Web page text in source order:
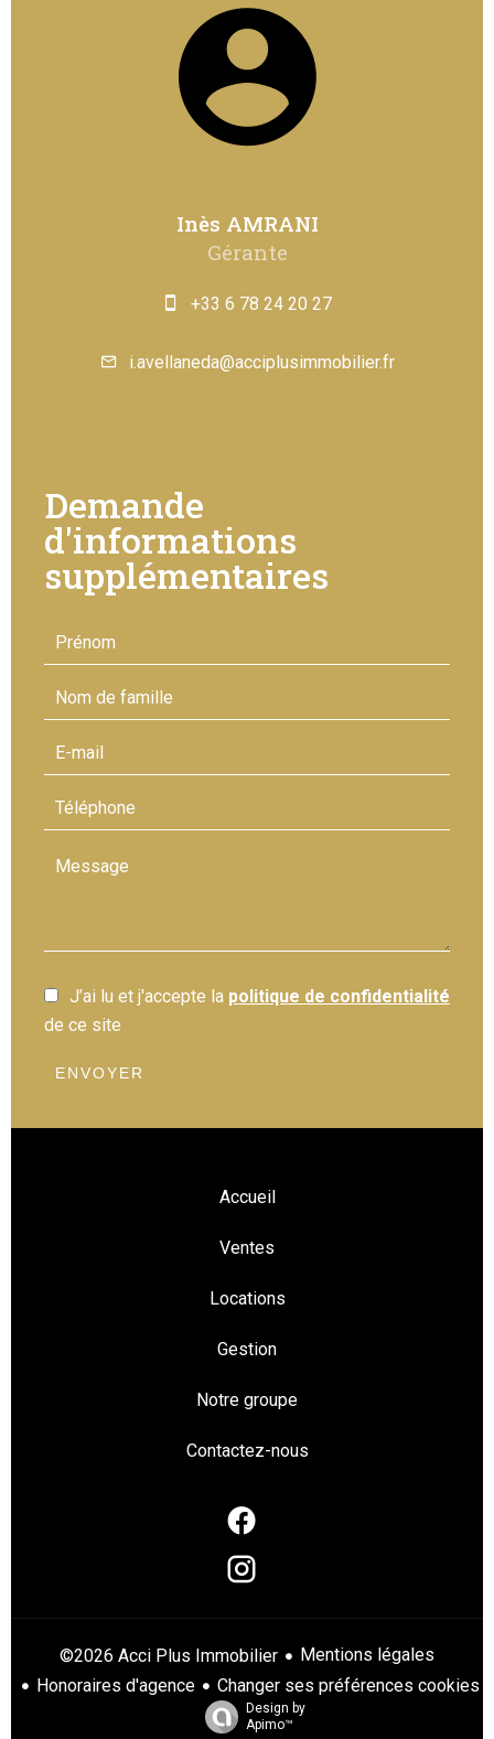
Inès AMRANI
Gérante
+33 6 78 24 20 27
i.avellaneda@acciplusimmobilier.fr
Demande
d'informations
supplémentaires
J’ai lu et j'accepte la politique de confidentialité
de ce site
ENVOYER
Accueil
Ventes
Locations
Gestion
Notre groupe
Contactez-nous
©2026 Acci Plus Immobilier
Mentions légales
Honoraires d'agence
Changer ses préférences cookies
Design by
Apimo™